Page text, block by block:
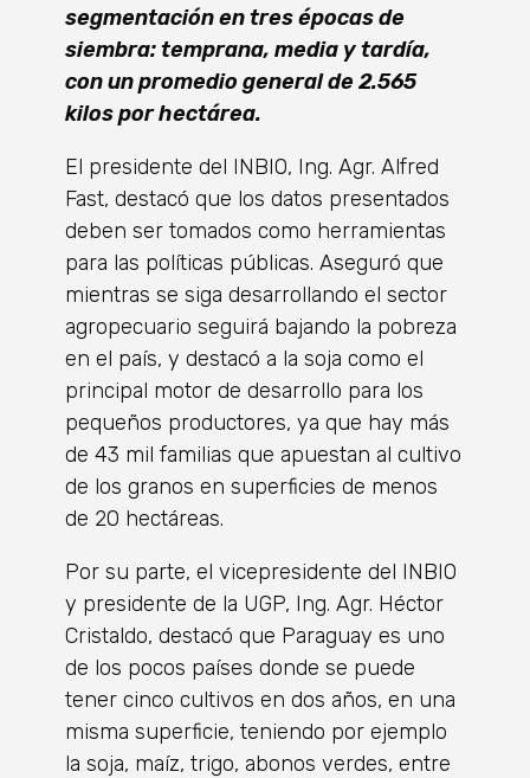
segmentación en tres épocas de
siembra: temprana, media y tardía,
con un promedio general de 2.565
kilos por hectárea.
El presidente del INBIO, Ing. Agr. Alfred
Fast, destacó que los datos presentados
deben ser tomados como herramientas
para las políticas públicas. Aseguró que
mientras se siga desarrollando el sector
agropecuario seguirá bajando la pobreza
en el país, y destacó a la soja como el
principal motor de desarrollo para los
pequeños productores, ya que hay más
de 43 mil familias que apuestan al cultivo
de los granos en superficies de menos
de 20 hectáreas.
Por su parte, el vicepresidente del INBIO
y presidente de la UGP, Ing. Agr. Héctor
Cristaldo, destacó que Paraguay es uno
de los pocos países donde se puede
tener cinco cultivos en dos años, en una
misma superficie, teniendo por ejemplo
la soja, maíz, trigo, abonos verdes, entre